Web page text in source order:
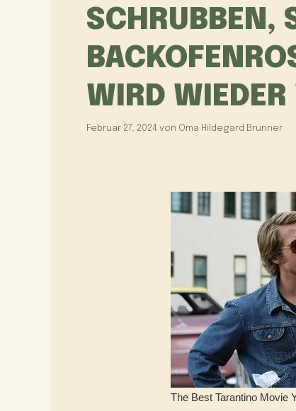
SCHRUBBEN,
WIRD
Februar 27, 2024 von Oma Hildegard Brunner